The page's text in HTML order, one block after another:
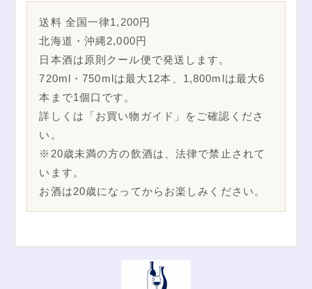
送料 全国一律1,200円
北海道・沖縄2,000円
日本酒は原則クール便で発送します。
720ml・750mlは最大12本、1,800mlは最大6
本まで1個口です。
詳しくは「お買い物ガイド」をご確認くださ
い。
※20歳未満の方の飲酒は、法律で禁止されて
います。
お酒は20歳になってからお楽しみください。